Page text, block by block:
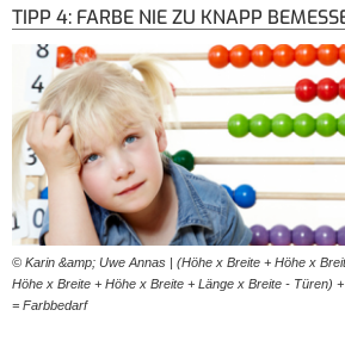
TIPP 4: FARBE NIE ZU KNAPP
© Karin &amp; Uwe Annas | (Höhe x Breite + Höhe x
Höhe x Breite + Höhe x Breite + Länge x Breite - Türen)
= Farbbedarf